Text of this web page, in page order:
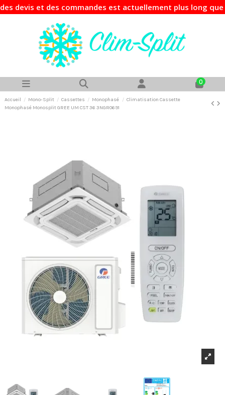
des commandes est actuellement plus long que
0
Accueil Mono-Split Cassettes Monophasé
Climatisation Cassette
Monophasé Monosplit GREE UM CST 36 3NGR0691